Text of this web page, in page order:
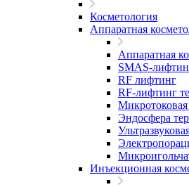
Косметология
Аппаратная
Аппаратная
SMAS-
RF лифтинг
RF-лифтинг
Микротоковая
Эндосфера
Инъекционная